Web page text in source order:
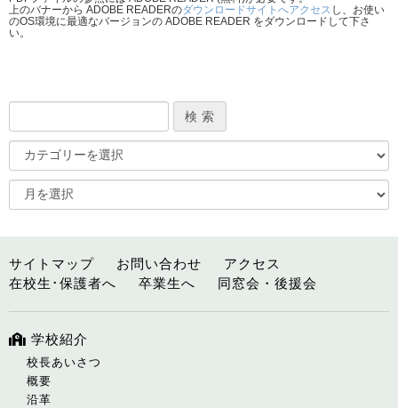
上のバナーから ADOBE READERのダウンロードサイトへアクセス し、お使い
のOS環境に最適なバージョンの ADOBE READER をダウンロードして下さ
い。
サイトマップ お問い合わせ
アクセス
在校生･保護者へ
卒業生へ 同窓会・後援会
学校紹介
校長あいさつ
概要
沿革